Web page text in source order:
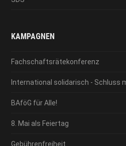
KAMPAGNEN
Fachschaftsrätekonferenz
International solidarisch - Schluss
BAföG für Alle!
8. Mai als Feiertag
Gebührenfreiheit